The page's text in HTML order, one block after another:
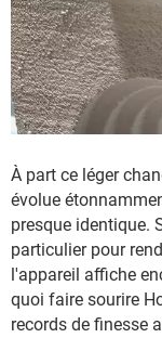
À part ce léger
évolue
presque identique.
particulier pour
l'appareil affiche
quoi faire sourire
records de finesse